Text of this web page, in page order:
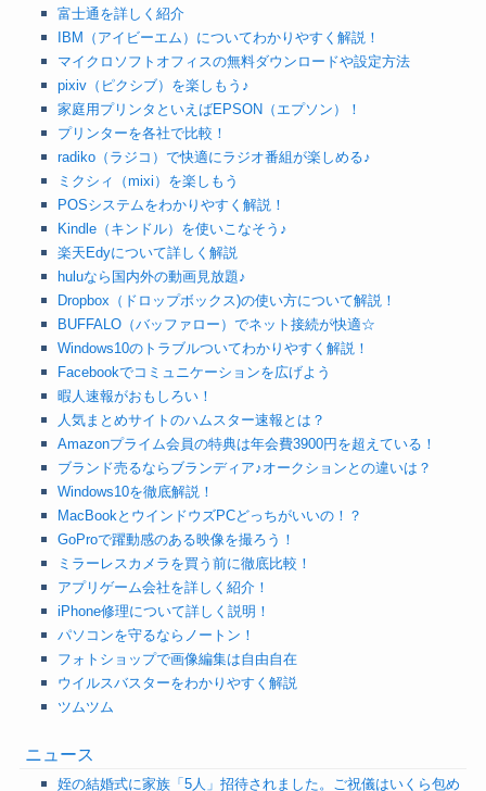
富士通を詳しく紹介
IBM（アイビーエム）についてわかりやすく解説！
マイクロソフトオフィスの無料ダウンロードや設定方法
pixiv（ピクシブ）を楽しもう♪
家庭用プリンタといえばEPSON（エプソン）！
プリンターを各社で比較！
radiko（ラジコ）で快適にラジオ番組が楽しめる♪
ミクシィ（mixi）を楽しもう
POSシステムをわかりやすく解説！
Kindle（キンドル）を使いこなそう♪
楽天Edyについて詳しく解説
huluなら国内外の動画見放題♪
Dropbox（ドロップボックス)の使い方について解説！
BUFFALO（バッファロー）でネット接続が快適☆
Windows10のトラブルついてわかりやすく解説！
Facebookでコミュニケーションを広げよう
暇人速報がおもしろい！
人気まとめサイトのハムスター速報とは？
Amazonプライム会員の特典は年会費3900円を超えている！
ブランド売るならブランディア♪オークションとの違いは？
Windows10を徹底解説！
MacBookとウインドウズPCどっちがいいの！？
GoProで躍動感のある映像を撮ろう！
ミラーレスカメラを買う前に徹底比較！
アプリゲーム会社を詳しく紹介！
iPhone修理について詳しく説明！
パソコンを守るならノートン！
フォトショップで画像編集は自由自在
ウイルスバスターをわかりやすく解説
ツムツム
ニュース
姪の結婚式に家族「5人」招待されました。ご祝儀はいくら包め